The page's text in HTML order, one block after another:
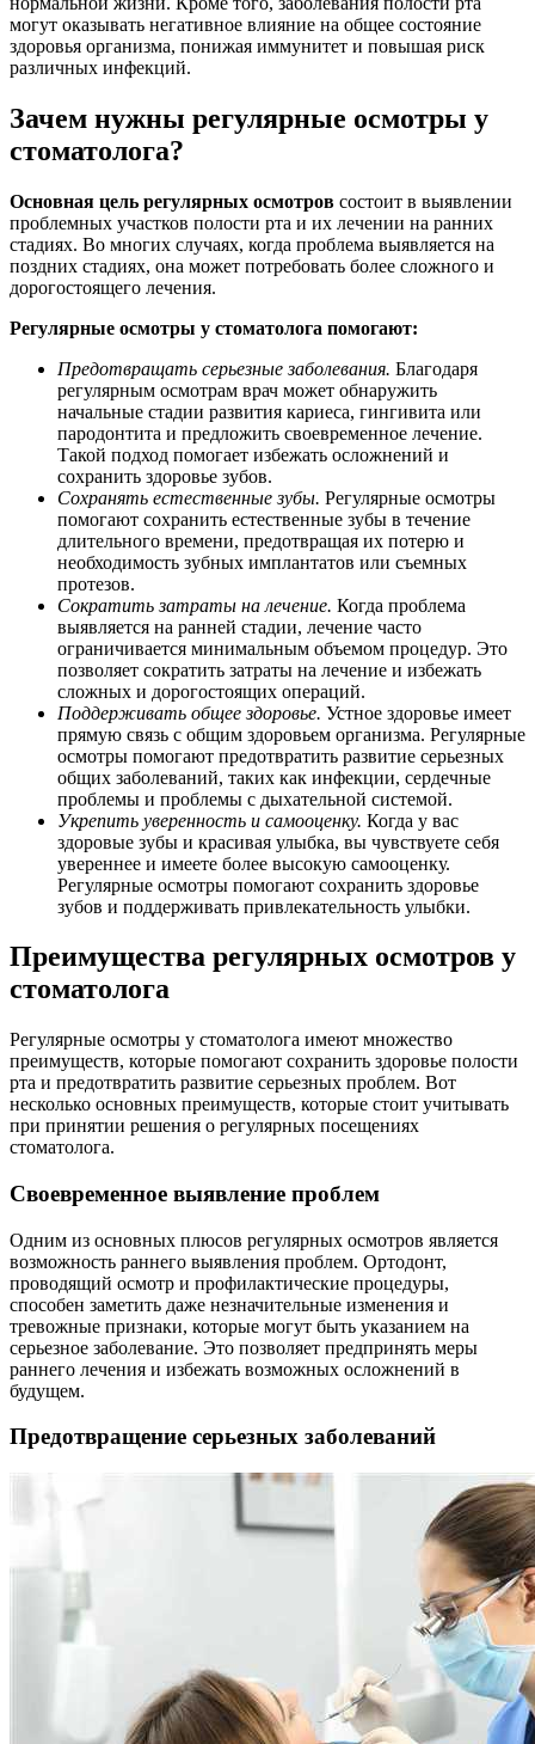
могут оказывать негативное влияние на общее состояние
здоровья организма, понижая иммунитет и повышая риск
различных инфекций.
Зачем нужны регулярные осмотры у
стоматолога?
Основная цель регулярных осмотров состоит в выявлении
проблемных участков полости рта и их лечении на ранних
стадиях. Во многих случаях, когда проблема выявляется на
поздних стадиях, она может потребовать более сложного и
дорогостоящего лечения.
Регулярные осмотры у стоматолога помогают:
Предотвращать серьезные заболевания. Благодаря
регулярным осмотрам врач может обнаружить
начальные стадии развития кариеса, гингивита или
пародонтита и предложить своевременное лечение.
Такой подход помогает избежать осложнений и
сохранить здоровье зубов.
Сохранять естественные зубы. Регулярные осмотры
помогают сохранить естественные зубы в течение
длительного времени, предотвращая их потерю и
необходимость зубных имплантатов или съемных
протезов.
Сократить затраты на лечение. Когда проблема
выявляется на ранней стадии, лечение часто
ограничивается минимальным объемом процедур. Это
позволяет сократить затраты на лечение и избежать
сложных и дорогостоящих операций.
Поддерживать общее здоровье. Устное здоровье имеет
прямую связь с общим здоровьем организма. Регулярные
осмотры помогают предотвратить развитие серьезных
общих заболеваний, таких как инфекции, сердечные
проблемы и проблемы с дыхательной системой.
Укрепить уверенность и самооценку. Когда у вас
здоровые зубы и красивая улыбка, вы чувствуете себя
увереннее и имеете более высокую самооценку.
Регулярные осмотры помогают сохранить здоровье
зубов и поддерживать привлекательность улыбки.
Преимущества регулярных осмотров у
стоматолога
Регулярные осмотры у стоматолога имеют множество
преимуществ, которые помогают сохранить здоровье полости
рта и предотвратить развитие серьезных проблем. Вот
несколько основных преимуществ, которые стоит учитывать
при принятии решения о регулярных посещениях
стоматолога.
Своевременное выявление проблем
Одним из основных плюсов регулярных осмотров является
возможность раннего выявления проблем. Ортодонт,
проводящий осмотр и профилактические процедуры,
способен заметить даже незначительные изменения и
тревожные признаки, которые могут быть указанием на
серьезное заболевание. Это позволяет предпринять меры
раннего лечения и избежать возможных осложнений в
будущем.
Предотвращение серьезных заболеваний